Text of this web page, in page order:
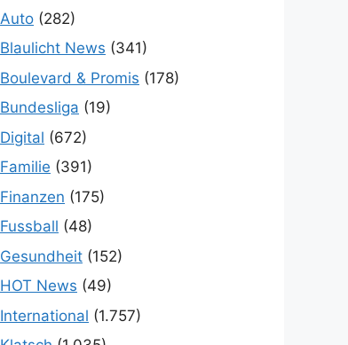
Auto (282)
Blaulicht News (341)
Boulevard & Promis (178)
Bundesliga (19)
Digital (672)
Familie (391)
Finanzen (175)
Fussball (48)
Gesundheit (152)
HOT News (49)
International (1.757)